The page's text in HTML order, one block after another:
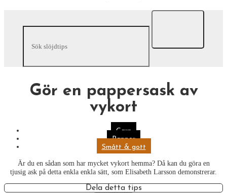
Gör en pappersask av
vykort
Garn
Papper
Smått & gott
Är du en sådan som har mycket vykort hemma? Då kan du göra en
tjusig ask på detta enkla enkla sätt, som Elisabeth Larsson demonstrerar.
Dela detta tips